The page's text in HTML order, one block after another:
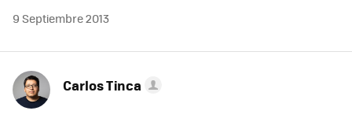
9 Septiembre 2013
Carlos Tinca